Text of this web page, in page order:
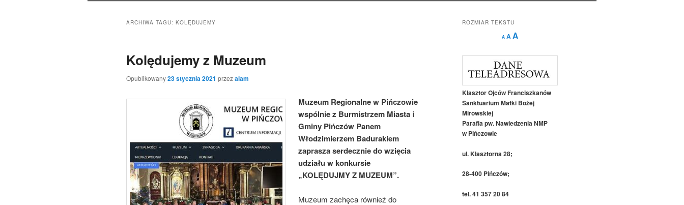
ARCHIWA TAGU: KOLĘDUJEMY
Kolędujemy z Muzeum
Opublikowany23 stycznia 2021 przezalam
Muzeum Regionalne w Pińczowie
wspólnie z Burmistrzem Miasta i
Gminy Pińczów Panem
Włodzimierzem Badurakiem
zaprasza serdecznie do wzięcia
udziału w konkursie
„KOLĘDUJMY Z MUZEUM”.
Muzeum zachęca również do
ROZMIAR TEKSTU
A
Decrease
font
A Reset
AIncrease
size.
Klasztor Ojców Franciszkanów
Sanktuarium Matki Bożej
Mirowskiej
Parafia pw. Nawiedzenia NMP
w Pińczowie
ul. Klasztorna 28;
28-400 Pińczów;
tel. 41 357 20 84